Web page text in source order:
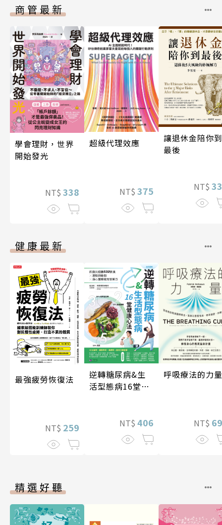
商管最新
學會理財，世界
開始發光
NT$ 338
超級代理效應
NT$ 375
讓退休金陪你到
最後
NT$
健康最新
最強疲勞恢復法
NT$ 259
逆轉糖尿病&生
活型態病16堂健
NT$ 406
呼吸療法的力量
NT$
精選好聽